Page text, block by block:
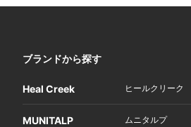
ブランドから探す
Heal Creek ヒールクリーク
MUNITALP ムニタルプ